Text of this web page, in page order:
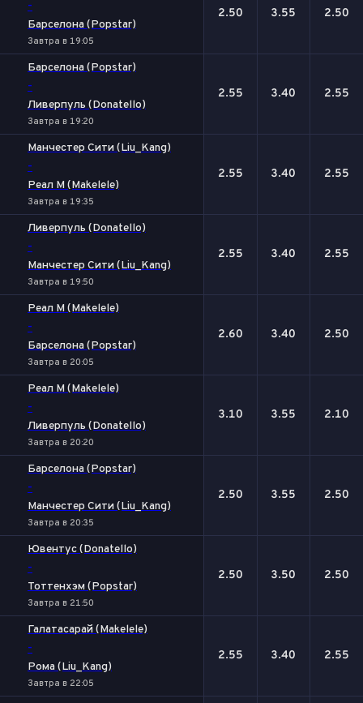
-
Барселона (Popstar)
Завтра в 19:05
2.50 3.55 2.50
Барселона (Popstar)
-
Ливерпуль (Donatello)
Завтра в 19:20
2.55 3.40 2.55
Манчестер Сити (Liu_Kang)
-
Реал М (Makelele)
Завтра в 19:35
2.55 3.40 2.55
Ливерпуль (Donatello)
-
Манчестер Сити (Liu_Kang)
Завтра в 19:50
2.55 3.40 2.55
Реал М (Makelele)
-
Барселона (Popstar)
Завтра в 20:05
2.60 3.40 2.50
Реал М (Makelele)
-
Ливерпуль (Donatello)
Завтра в 20:20
3.10 3.55 2.10
Барселона (Popstar)
-
Манчестер Сити (Liu_Kang)
Завтра в 20:35
2.50 3.55 2.50
Ювентус (Donatello)
-
Тоттенхэм (Popstar)
Завтра в 21:50
2.50 3.50 2.50
Галатасарай (Makelele)
-
Рома (Liu_Kang)
Завтра в 22:05
2.55 3.40 2.55